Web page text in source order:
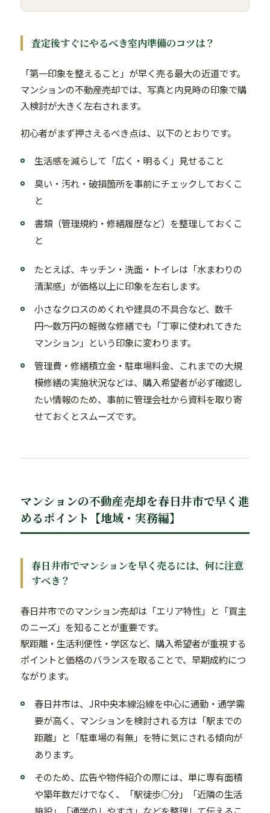
査定後すぐにやるべき室内準備のコツは？
「第一印象を整えること」が早く売る最大の近道です。
マンションの不動産売却では、写真と内見時の印象で購
入検討が大きく左右されます。
初心者がまず押さえるべき点は、以下のとおりです。
生活感を減らして「広く・明るく」見せること
臭い・汚れ・破損箇所を事前にチェックしておくこ
と
書類（管理規約・修繕履歴など）を整理しておくこ
と
たとえば、キッチン・洗面・トイレは「水まわりの
清潔感」が価格以上に印象を左右します。
小さなクロスのめくれや建具の不具合など、数千
円〜数万円の軽微な修繕でも「丁寧に使われてきた
マンション」という印象に変わります。
管理費・修繕積立金・駐車場料金、これまでの大規
模修繕の実施状況などは、購入希望者が必ず確認し
たい情報のため、事前に管理会社から資料を取り寄
せておくとスムーズです。
マンションの不動産売却を春日井市で早く進
めるポイント【地域・実務編】
春日井市でマンションを早く売るには、何に注意
すべき？
春日井市でのマンション売却は「エリア特性」と「買主
のニーズ」を知ることが重要です。
駅距離・生活利便性・学区など、購入希望者が重視する
ポイントと価格のバランスを取ることで、早期成約につ
ながります。
春日井市は、JR中央本線沿線を中心に通勤・通学需
要が高く、マンションを検討される方は「駅までの
距離」と「駐車場の有無」を特に気にされる傾向が
あります。
そのため、広告や物件紹介の際には、単に専有面積
や築年数だけでなく、「駅徒歩○分」「近隣の生活